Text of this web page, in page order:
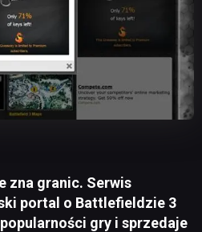
zna granic. Serwis
portal o Battlefieldzie 3
gry i sprzedaje